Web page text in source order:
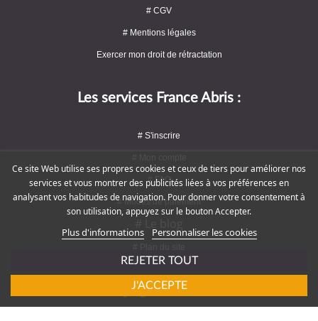
# CGV
# Mentions légales
Exercer mon droit de rétractation
Les services France Abris :
# S'inscrire
# FAQ
# Modes de paiement
Rejoignez-nous !
Ce site Web utilise ses propres cookies et ceux de tiers pour améliorer nos
services et vous montrer des publicités liées à vos préférences en
analysant vos habitudes de navigation. Pour donner votre consentement à
son utilisation, appuyez sur le bouton Accepter.
Plus d'informations Personnaliser les cookies
REJETER TOUT
J'ACCEPTE